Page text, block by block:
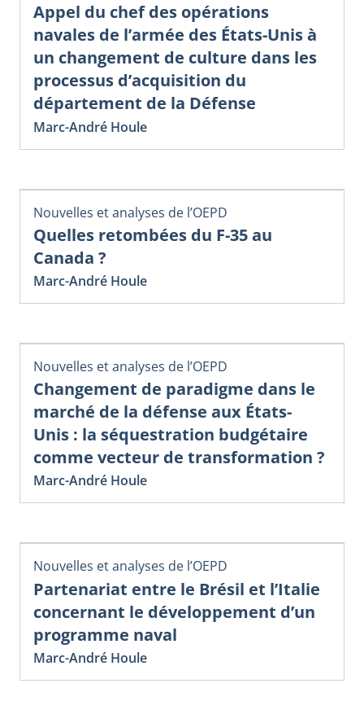
Appel du chef des opérations
navales de l’armée des États-Unis à
un changement de culture dans les
processus d’acquisition du
département de la Défense
Marc-André Houle
Nouvelles et analyses de l’OEPD
Quelles retombées du F-35 au
Canada ?
Marc-André Houle
Nouvelles et analyses de l’OEPD
Changement de paradigme dans le
marché de la défense aux États-
Unis : la séquestration budgétaire
comme vecteur de transformation ?
Marc-André Houle
Nouvelles et analyses de l’OEPD
Partenariat entre le Brésil et l’Italie
concernant le développement d’un
programme naval
Marc-André Houle